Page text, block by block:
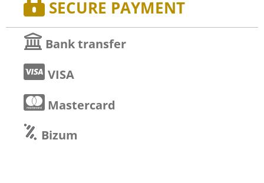
SECURE PAYMENT
Bank transfer
VISA
Mastercard
Bizum